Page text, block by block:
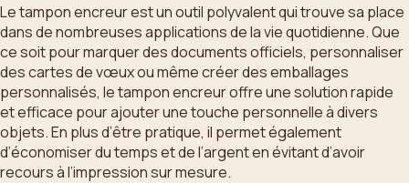
Le tampon encreur est un outil polyvalent qui trouve sa place
dans de nombreuses applications de la vie quotidienne. Que
ce soit pour marquer des documents officiels, personnaliser
des cartes de vœux ou même créer des emballages
personnalisés, le tampon encreur offre une solution rapide
et efficace pour ajouter une touche personnelle à divers
objets. En plus d’être pratique, il permet également
d’économiser du temps et de l’argent en évitant d’avoir
recours à l’impression sur mesure.